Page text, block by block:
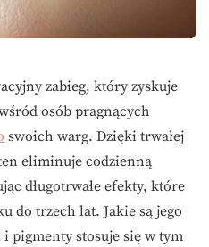
zabieg, który zyskuje
osób pragnących
swoich warg. Dzięki trwałej
eliminuje codzienną
długotrwałe efekty, które
do trzech lat. Jakie są jego
pigmenty stosuje się w tym